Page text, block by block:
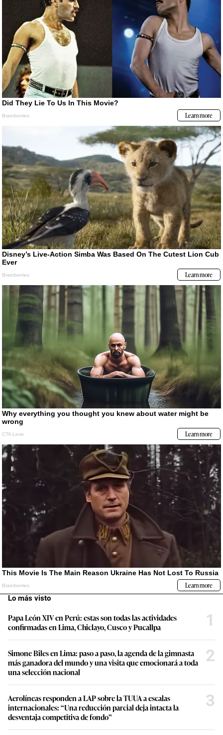
Lo más visto
Papa León XIV en Perú: estas son todas las actividades
confirmadas en Lima, Chiclayo, Cusco y Pucallpa
1
Simone Biles en Lima: paso a paso, la agenda de la gimnasta
más ganadora del mundo y una visita que emocionará a toda
una selección nacional
2
Aerolíneas responden a LAP sobre la TUUA a escalas
internacionales: “Una reducción parcial deja intacta la
desventaja competitiva de fondo”
3